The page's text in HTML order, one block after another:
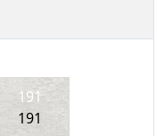
191
191